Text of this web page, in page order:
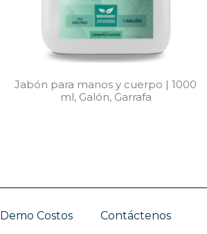
Jabón para manos y cuerpo | 1000
ml, Galón, Garrafa
Demo Costos Contáctenos